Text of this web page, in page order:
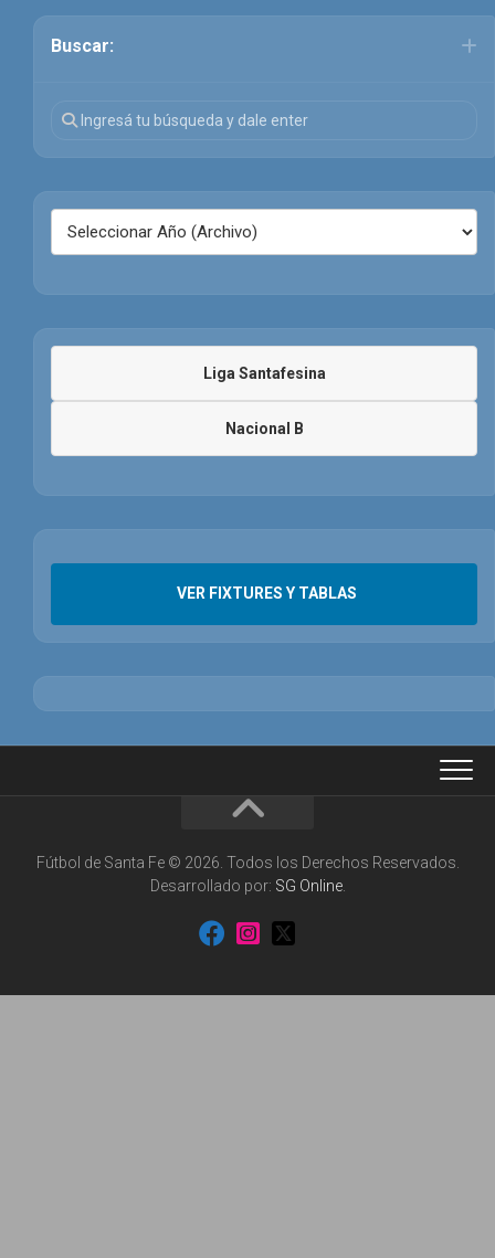
Buscar:
Liga Santafesina
Nacional B
VER FIXTURES Y TABLAS
Fútbol de Santa Fe © 2026. Todos los Derechos Reservados.
Desarrollado por: SG Online.